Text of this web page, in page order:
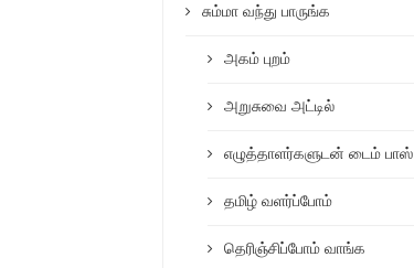
சும்மா வந்து பாருங்க
அகம் புறம்
அறுசுவை அட்டில்
எழுத்தாளர்களுடன் டைம் பாஸ்
தமிழ் வளர்ப்போம்
தெரிஞ்சிப்போம் வாங்க